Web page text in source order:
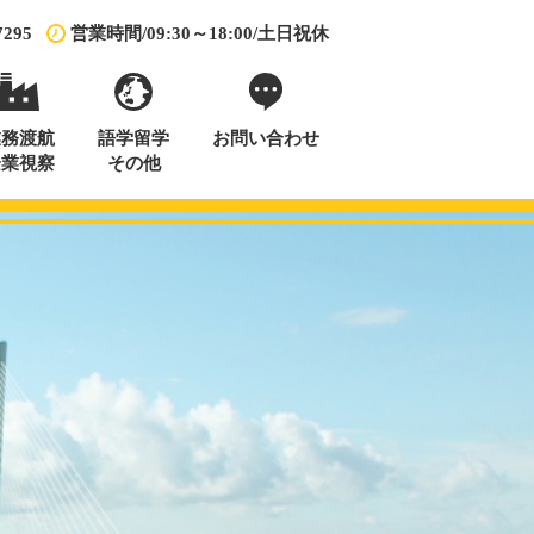
営業時間/09:30～18:00/土日祝休
渡航
視察
語学留学
その他
お問い合わせ